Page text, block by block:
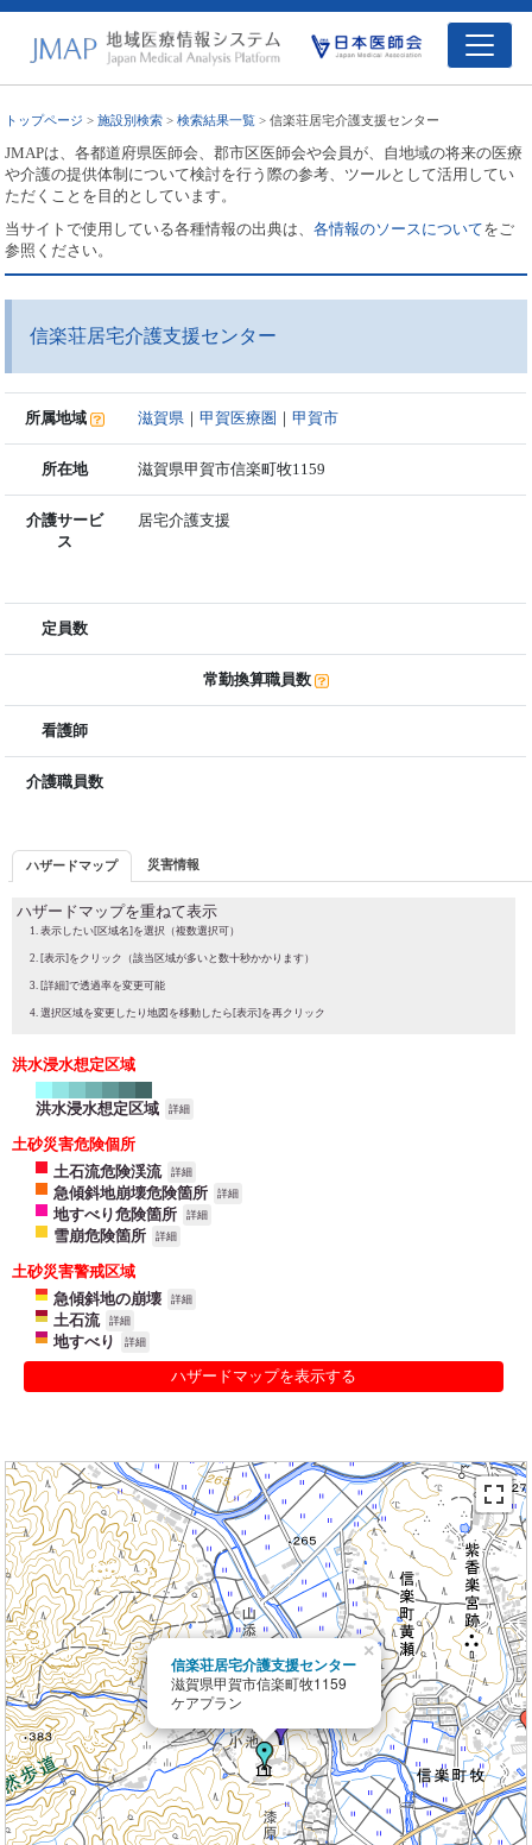
トップページ >施設別検索 >検索結果一覧 > 信楽荘居宅介護支援センター
JMAPは、各都道府県医師会、郡市区医師会や会員が、自地域の将来の医療
や介護の提供体制について検討を行う際の参考、ツールとして活用してい
ただくことを目的としています。
当サイトで使用している各種情報の出典は、各情報のソースについてをご
参照ください。
信楽荘居宅介護支援センター
所属地域 滋賀県 ｜甲賀医療圏 ｜甲賀市
所在地 滋賀県甲賀市信楽町牧1159
介護サービ
ス
居宅介護支援
定員数
常勤換算職員数
看護師
介護職員数
ハザードマップ 災害情報
ハザードマップを重ねて表示
表示したい[区域名]を選択（複数選択可）
[表示]をクリック（該当区域が多いと数十秒かかります）
[詳細]で透過率を変更可能
選択区域を変更したり地図を移動したら[表示]を再クリック
洪水浸水想定区域
洪水浸水想定区域 詳細
土砂災害危険個所
土石流危険渓流
詳細
急傾斜地崩壊危険箇所 詳細
地すべり危険箇所 詳細
雪崩危険箇所 詳細
土砂災害警戒区域
急傾斜地の崩壊
詳細
土石流 詳細
地すべり 詳細
ハザードマップを表示する
信楽荘居宅介護支援センター
滋賀県甲賀市信楽町牧1159
ケアプラン
×